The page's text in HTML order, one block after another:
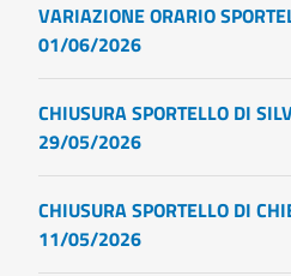
VARIAZIONE ORARIO
01/06/2026
CHIUSURA SPORTELLO DI
29/05/2026
CHIUSURA SPORTELLO DI
11/05/2026